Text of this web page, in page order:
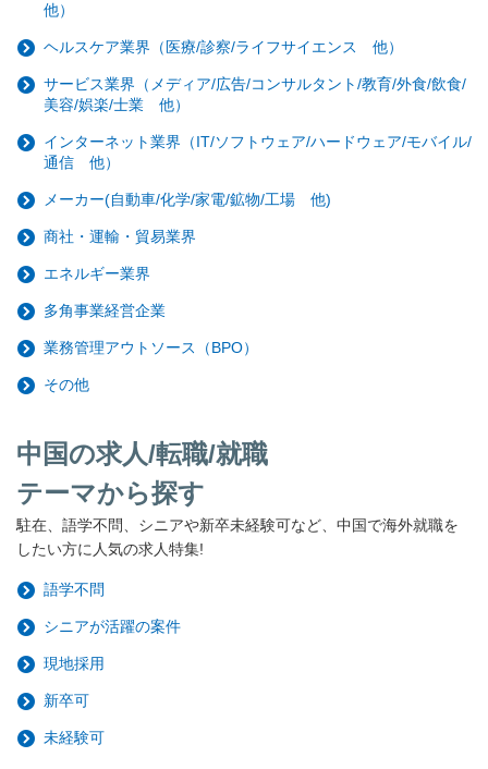
他）
ヘルスケア業界（医療/診察/ライフサイエンス 他）
サービス業界（メディア/広告/コンサルタント/教育/外食/飲食/
美容/娯楽/士業 他）
インターネット業界（IT/ソフトウェア/ハードウェア/モバイル/
通信 他）
メーカー(自動車/化学/家電/鉱物/工場 他)
商社・運輸・貿易業界
エネルギー業界
多角事業経営企業
業務管理アウトソース（BPO）
その他
中国の求人/転職/就職
テーマから探す
駐在、語学不問、シニアや新卒未経験可など、中国で海外就職を
したい方に人気の求人特集!
語学不問
シニアが活躍の案件
現地採用
新卒可
未経験可